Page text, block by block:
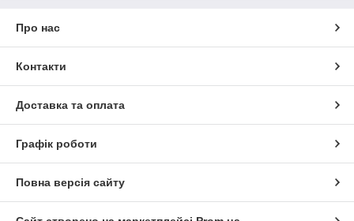
Про нас
Контакти
Доставка та оплата
Графік роботи
Повна версія сайту